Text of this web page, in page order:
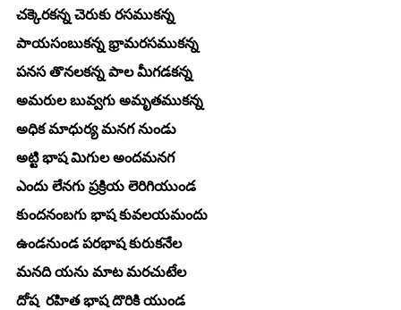
చక్కెరకన్న చెరుకు రసముకన్న
పాయసంబుకన్న భ్రామరసముకన్న
పనస తొనలకన్న పాల మీగడకన్న
అమరుల బువ్వగు అమృతముకన్న
అధిక మాధుర్య మనగ నుండు
అట్టి భాష మిగుల అందమనగ
ఎందు లేనగు ప్రక్రియ లెరిగియుండ
కుందనంబగు భాష కువలయమందు
ఉండనుండ పరభాష కురుకనేల
మనది యను మాట మరచుటేల
దోష  రహిత భాష దొరికి యుండ